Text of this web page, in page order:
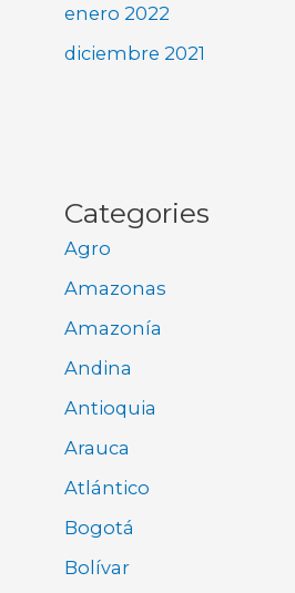
enero 2022
diciembre 2021
Categories
Agro
Amazonas
Amazonía
Andina
Antioquia
Arauca
Atlántico
Bogotá
Bolívar